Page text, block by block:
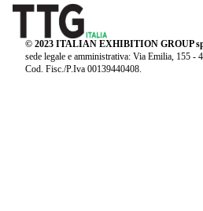
© 2023 ITALIAN EXHIBITION GROUP
sede legale e amministrativa: Via Emilia, 155 -
Cod. Fisc./P.Iva 00139440408.